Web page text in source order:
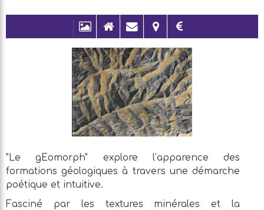
"Le gEomorph" explore l’apparence des
formations géologiques à travers une démarche
poétique et intuitive.
Fasciné par les textures minérales et la